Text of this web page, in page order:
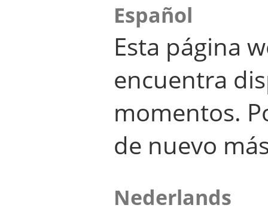
Español
Esta página
encuentra
momentos.
de nuevo
Nederlands